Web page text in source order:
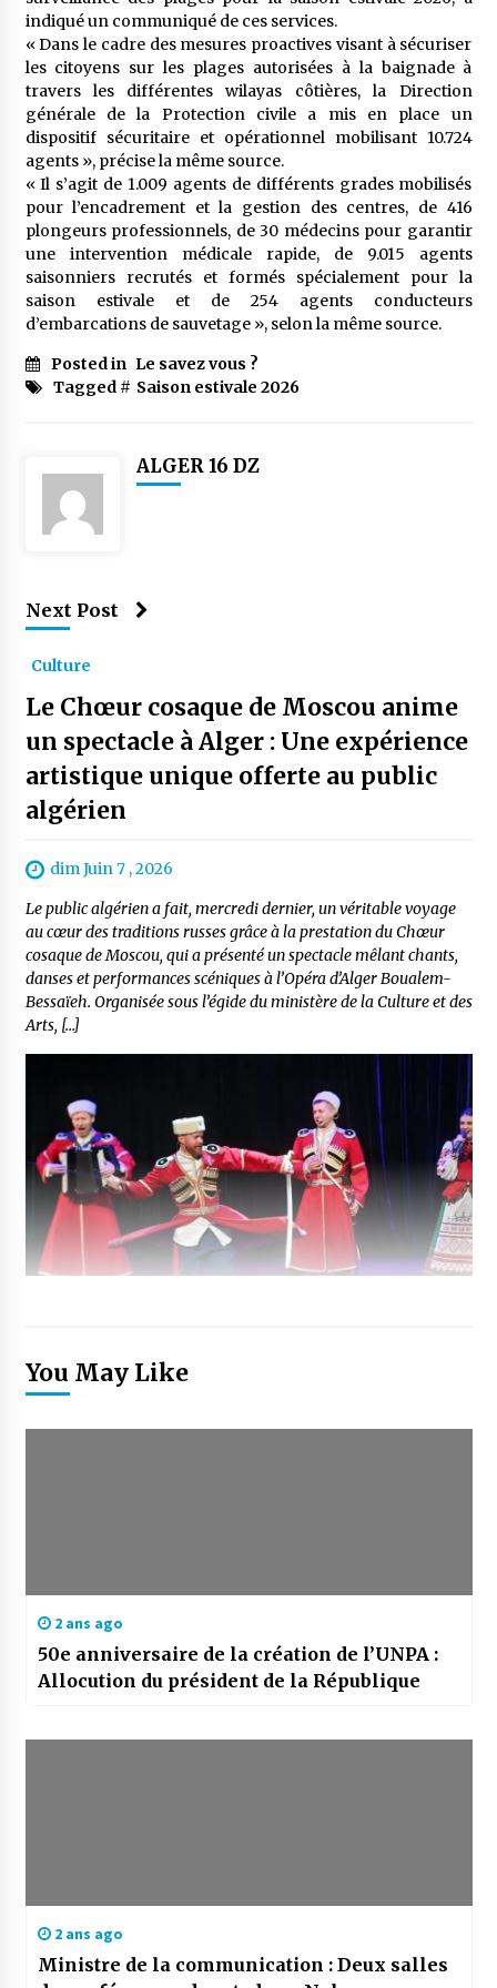
meilleur prêche du vendredi
2 semaines ago
Droit à l’affiliation au régime national de
retraite : Coup d’envoi d’une campagne de
sensibilisation au profit de la communauté
nationale à l’étranger
2 semaines ago
Lancement d’une campagne nationale de
sensibilisation sur la lutte contre le travail
informel
2 semaines ago
Première voiture de course conçue et
fabriquée localement : Une équipe d’étudiants
algériens participe à une compétition
3 semaines ago
Université Alger 3 : Lancement d’un master à
3 semaines ago
indiqué un communiqué de ces services.
« Dans le cadre des mesures proactives visant à sécuriser
les citoyens sur les plages autorisées à la baignade à
travers les différentes wilayas côtières, la Direction
générale de la Protection civile a mis en place un
dispositif sécuritaire et opérationnel mobilisant 10.724
agents », précise la même source.
« Il s’agit de 1.009 agents de différents grades mobilisés
pour l’encadrement et la gestion des centres, de 416
plongeurs professionnels, de 30 médecins pour garantir
une intervention médicale rapide, de 9.015 agents
saisonniers recrutés et formés spécialement pour la
saison estivale et de 254 agents conducteurs
d’embarcations de sauvetage », selon la même source.
Posted in Le savez vous ?
Tagged # Saison estivale 2026
ALGER 16 DZ
Next Post
Culture
Le Chœur cosaque de Moscou anime
un spectacle à Alger : Une expérience
artistique unique offerte au public
algérien
dim Juin 7 , 2026
Le public algérien a fait, mercredi dernier, un véritable voyage
au cœur des traditions russes grâce à la prestation du Chœur
cosaque de Moscou, qui a présenté un spectacle mêlant chants,
danses et performances scéniques à l’Opéra d’Alger Boualem-
Bessaïeh. Organisée sous l’égide du ministère de la Culture et des
Arts, […]
You May Like
2 ans ago
50e anniversaire de la création de l’UNPA :
Allocution du président de la République
2 ans ago
Ministre de la communication : Deux salles